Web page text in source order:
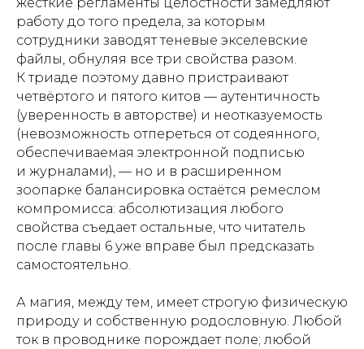
работу до того предела, за которым
сотрудники заводят теневые экселевские
файлы, обнуляя все три свойства разом.
К триаде поэтому давно пристраивают
четвёртого и пятого китов — аутентичность
(уверенность в авторстве) и неотказуемость
(невозможность отпереться от содеянного,
обеспечиваемая электронной подписью
и журналами), — но и в расширенном
зоопарке балансировка остаётся ремеслом
компромисса: абсолютизация любого
свойства съедает остальные, что читатель
после главы 6 уже вправе был предсказать
самостоятельно.
А магия, между тем, имеет строгую физическую
природу и собственную родословную. Любой
ток в проводнике порождает поле; любой